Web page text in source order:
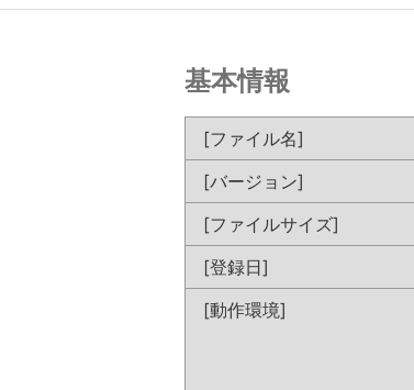
基本情報
[ファイル名]
[バージョン]
[ファイルサイズ]
[登録日]
[動作環境]